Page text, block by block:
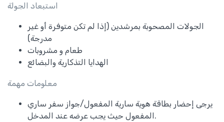
استبعاد الجولة
الجولات المصحوبة بمرشدين (إذا لم تكن متوفرة أو غير
مدرجة)
طعام و مشروبات
الهدايا التذكارية والبضائع
معلومات مهمة
يرجى إحضار بطاقة هوية سارية المفعول/جواز سفر ساري
المفعول حيث يجب عرضه عند المدخل.